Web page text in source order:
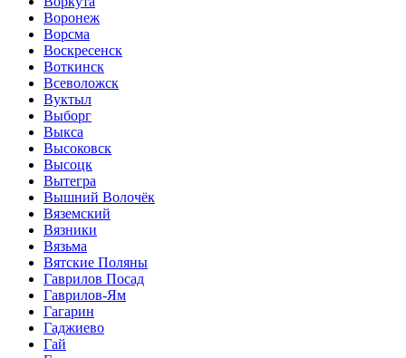
Воронеж
Ворсма
Воскресенск
Воткинск
Всеволожск
Вуктыл
Выборг
Выкса
Высоковск
Высоцк
Вытегра
Вышний Волочёк
Вяземский
Вязники
Вязьма
Вятские Поляны
Гаврилов Посад
Гаврилов-Ям
Гагарин
Гаджиево
Гай